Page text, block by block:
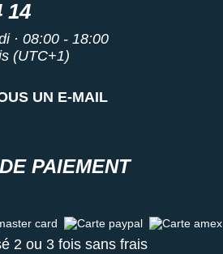
14
· 08:00 - 18:00
(UTC+1)
UN E-MAIL
PAIEMENT
card Carte paypal Carte amex
2 ou 3 fois sans frais